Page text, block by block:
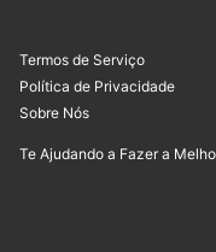
Termos de Serviço
Política de Privacidade
Sobre Nós
Te Ajudando a Fazer a